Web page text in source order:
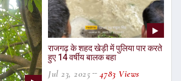
राजगढ़ के शहद खेड़ी में पुलिया पार करते
हुए 14 वर्षीय बालक बहा
Jul 23, 2025 4783 Views